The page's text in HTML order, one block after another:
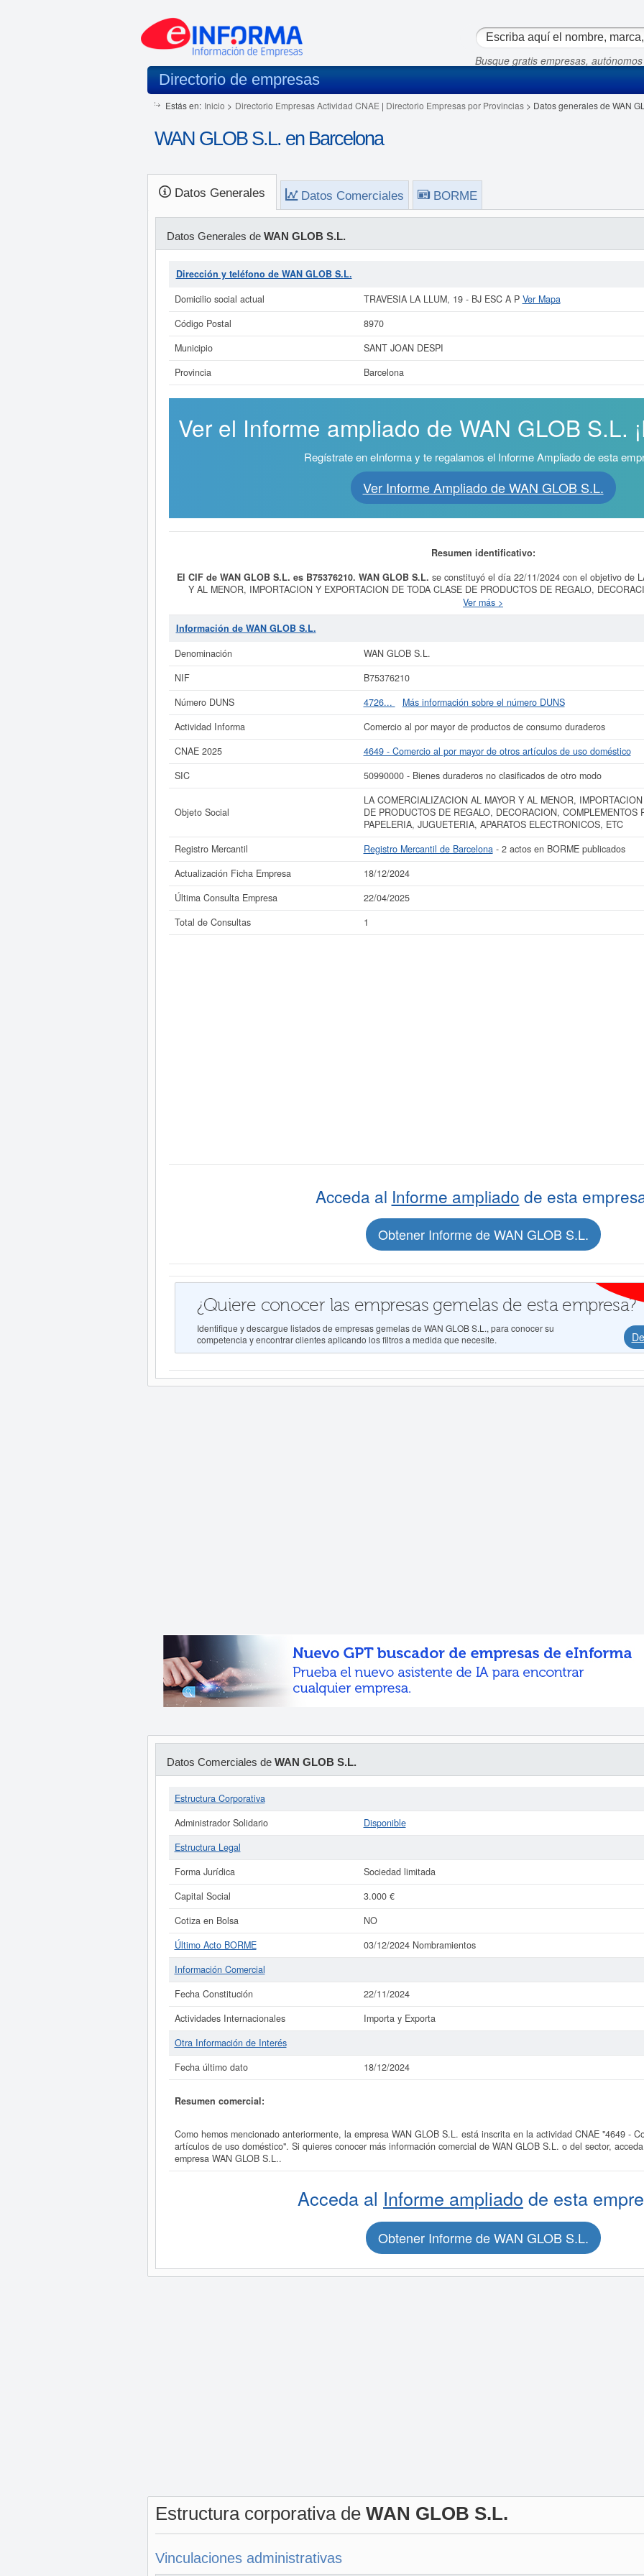
Busque gratis empresas,
Directorio de empresas
Estás en: Inicio > Directorio Empresas Actividad CNAE | Directorio Empresas por Provincias> Datos generales de WAN
WAN GLOB S.L. en Barcelona
Datos Generales Datos Comerciales BORME
Datos Generales de WAN GLOB S.L.
Dirección y teléfono de WAN GLOB S.L.
Domicilio social actual
TRAVESIA LA LLUM, 19 - BJ ESC A P Ver Mapa
Código Postal
8970
Municipio
SANT JOAN DESPI
Provincia
Barcelona
Ver el Informe ampliado de WAN GLOB S.L.
Regístrate en eInforma y te regalamos el Informe Ampliado de esta
Ver Informe Ampliado de WAN GLOB S.L.
Resumen identificativo:
El CIF de WAN GLOB S.L. es B75376210. WAN GLOB S.L. se constituyó el día 22/11/2024 con el objetivo de
Y AL MENOR, IMPORTACION Y EXPORTACION DE TODA CLASE DE PRODUCTOS DE REGALO,
HOGAR, FERRETERIA, PAPELERIA, JUGUETERIA, APARATOS ELECTRONICOS, ETC. El CNAE al que
Comercio al por mayor de otros artículos de uso doméstico. El número SIC asociado paraWAN GLOB S.L.es el
S.L.se ha consultado el 22/04/2025, acumulando un total de consultas de 1. Para informase a qué
BORME ha publicado hasta ahora 2 actos.
Si está interesado en conocer más datos de la empresa WAN GLOB S.L. puede
consultar los resultados de sus años de actividad, así como los balances y cuentas de
La última actualización del informe de empresa se ha realizado el 18/12/2024.
Ver más >
Información de WAN GLOB S.L.
Denominación
WAN GLOB S.L.
NIF
B75376210
Número DUNS
4726...
Más información sobre el número DUNS
Actividad Informa
Comercio al por mayor de productos de consumo duraderos
CNAE 2025
4649 - Comercio al por mayor de otros artículos de uso doméstico
SIC
50990000 - Bienes duraderos no clasificados de otro modo
Objeto Social
LA COMERCIALIZACION AL MAYOR Y AL MENOR,
DE PRODUCTOS DE REGALO, DECORACION, COMPLEMENTOS
PAPELERIA, JUGUETERIA, APARATOS ELECTRONICOS, ETC
Registro Mercantil
Registro Mercantil de Barcelona- 2 actos en BORME publicados
Actualización Ficha Empresa
18/12/2024
Última Consulta Empresa
22/04/2025
Total de Consultas
1
Acceda al Informe ampliado de esta
Obtener Informe de WAN GLOB S.L.
¿Quiere conocer las empresas gemelas de esta empresa?
Identifique y descargue listados de empresas gemelas de WAN GLOB S.L., para conocer su
competencia y encontrar clientes aplicando los filtros a medida que necesite.
Datos Comerciales de WAN GLOB S.L.
Estructura Corporativa
Administrador Solidario
Disponible
Estructura Legal
Forma Jurídica
Sociedad limitada
Capital Social
3.000 €
Cotiza en Bolsa
NO
Último Acto BORME
03/12/2024 Nombramientos
Información Comercial
Fecha Constitución
22/11/2024
Actividades Internacionales
Importa y Exporta
Otra Información de Interés
Fecha último dato
18/12/2024
Resumen comercial:
Como hemos mencionado anteriormente, la empresa WAN GLOB S.L. está inscrita en la actividad CNAE "4649 -
artículos de uso doméstico". Si quieres conocer más información comercial de WAN GLOB S.L. o del sector,
empresa WAN GLOB S.L..
Acceda al Informe ampliado de esta
Obtener Informe de WAN GLOB S.L.
Estructura corporativa de WAN GLOB S.L.
Vinculaciones administrativas